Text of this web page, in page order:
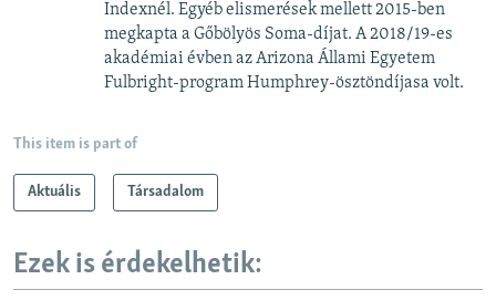
Indexnél. Egyéb elismerések mellett 2015-ben
megkapta a Gőbölyös Soma-díjat. A 2018/19-es
akadémiai évben az Arizona Állami Egyetem
Fulbright-program Humphrey-ösztöndíjasa volt.
This item is part of
Aktuális Társadalom
Ezek is érdekelhetik: